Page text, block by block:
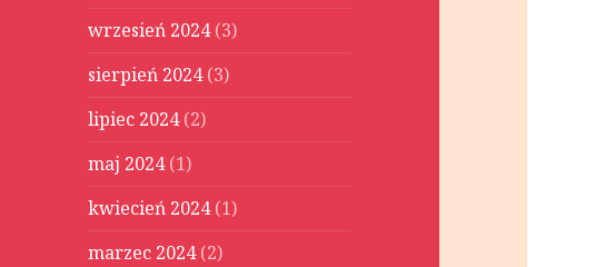
wrzesień 2024(3)
sierpień 2024(3)
lipiec 2024(2)
maj 2024(1)
kwiecień 2024(1)
marzec 2024(2)